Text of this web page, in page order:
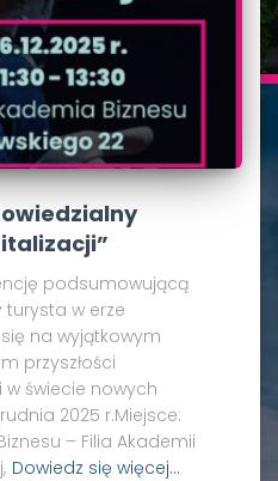
podsumowującą
turysta w erze
na wyjątkowym
przyszłości
świecie nowych
2025 r.Miejsce:
– Filia Akademii
Dowiedz się więcej…